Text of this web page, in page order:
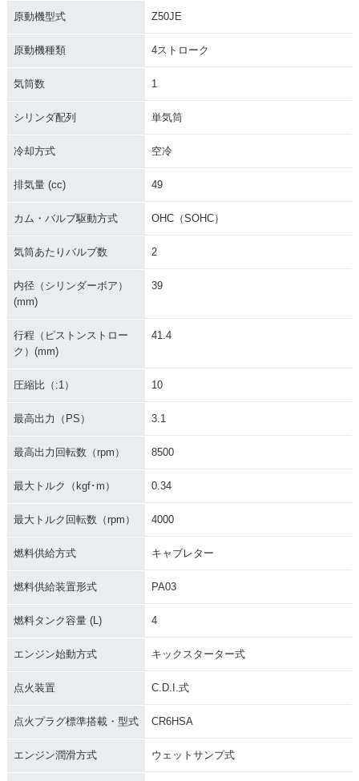
原動機型式 Z50JE
原動機種類 4ストローク
気筒数 1
シリンダ配列 単気筒
冷却方式 空冷
排気量 (cc) 49
カム・バルブ駆動方式 OHC（SOHC）
気筒あたりバルブ数 2
内径（シリンダーボア）
(mm)
39
行程（ピストンストロー
ク）(mm)
41.4
圧縮比（:1） 10
最高出力（PS） 3.1
最高出力回転数（rpm） 8500
最大トルク（kgf･m） 0.34
最大トルク回転数（rpm） 4000
燃料供給方式 キャブレター
燃料供給装置形式 PA03
燃料タンク容量 (L) 4
エンジン始動方式 キックスターター式
点火装置 C.D.I.式
点火プラグ標準搭載・型式 CR6HSA
エンジン潤滑方式 ウェットサンプ式